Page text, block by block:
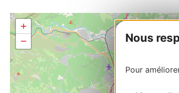
Nous
Pour
+
−